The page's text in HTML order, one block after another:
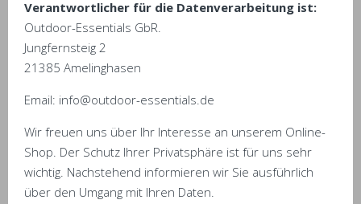
Verantwortlicher für die Datenverarbeitung ist:
Outdoor-Essentials GbR.
Jungfernsteig 2
21385 Amelinghasen
Email: info@outdoor-essentials.de
Wir freuen uns über Ihr Interesse an unserem Online-
Shop. Der Schutz Ihrer Privatsphäre ist für uns sehr
wichtig. Nachstehend informieren wir Sie ausführlich
über den Umgang mit Ihren Daten.